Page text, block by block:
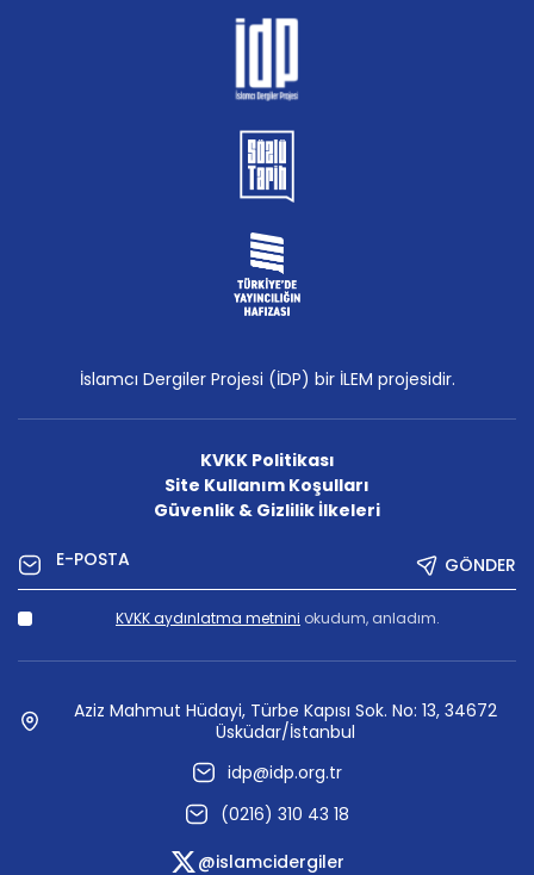
İslamcı Dergiler Projesi (İDP) bir İLEM projesidir.
KVKK Politikası
Site Kullanım Koşulları
Güvenlik & Gizlilik İlkeleri
GÖNDER
KVKK aydınlatma metnini okudum, anladım.
Aziz Mahmut Hüdayi, Türbe Kapısı Sok. No: 13, 34672
Üsküdar/İstanbul
idp@idp.org.tr
(0216) 310 43 18
@islamcidergiler